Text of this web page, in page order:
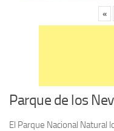
«
Parque de los
El Parque Nacional Natural